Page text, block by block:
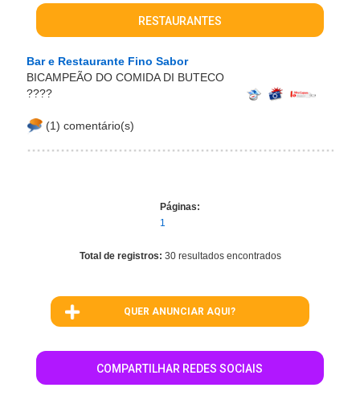
RESTAURANTES
Bar e Restaurante Fino Sabor
BICAMPEÃO DO COMIDA DI BUTECO
????
(1) comentário(s)
Páginas:
1
Total de registros: 30 resultados encontrados
QUER ANUNCIAR AQUI?
COMPARTILHAR REDES SOCIAIS